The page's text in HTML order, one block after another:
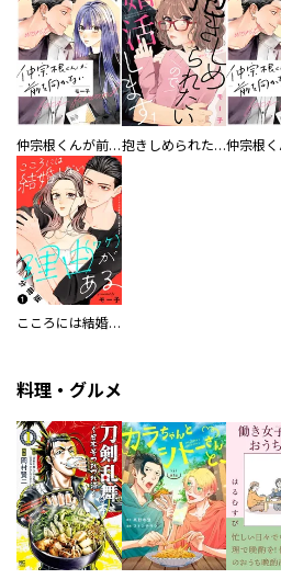
仲宗根くんが前を向かない 分冊版 抱きしめられたいので婚活します
こころには結婚しない理由がある 分冊版
料理・グルメ